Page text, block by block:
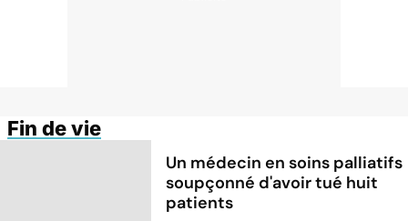
Fin de vie
Un médecin en soins palliatifs
soupçonné d'avoir tué huit
patients